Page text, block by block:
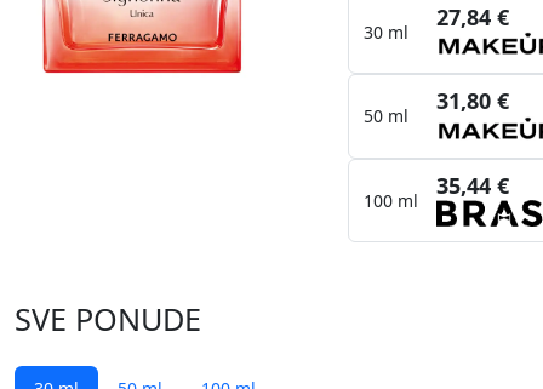
30 ml
27,84 €
50 ml
31,80 €
100 ml
35,44 €
SVE PONUDE